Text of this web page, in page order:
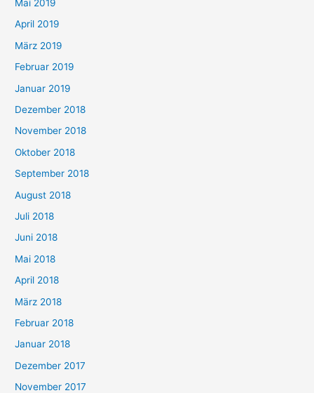
Mai 2019
April 2019
März 2019
Februar 2019
Januar 2019
Dezember 2018
November 2018
Oktober 2018
September 2018
August 2018
Juli 2018
Juni 2018
Mai 2018
April 2018
März 2018
Februar 2018
Januar 2018
Dezember 2017
November 2017